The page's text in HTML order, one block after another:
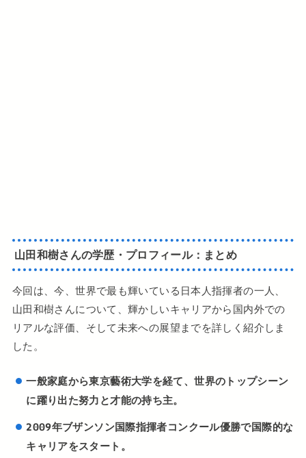
山田和樹さんの学歴・プロフィール：まとめ
今回は、今、世界で最も輝いている日本人指揮者の一人、
山田和樹さんについて、輝かしいキャリアから国内外での
リアルな評価、そして未来への展望までを詳しく紹介しま
した。
一般家庭から東京藝術大学を経て、世界のトップシーン
に躍り出た努力と才能の持ち主。
2009年ブザンソン国際指揮者コンクール優勝で国際的な
キャリアをスタート。